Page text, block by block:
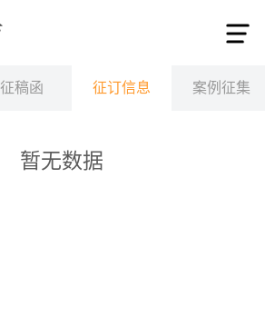
征稿函 征订信息 案例征集
暂无数据